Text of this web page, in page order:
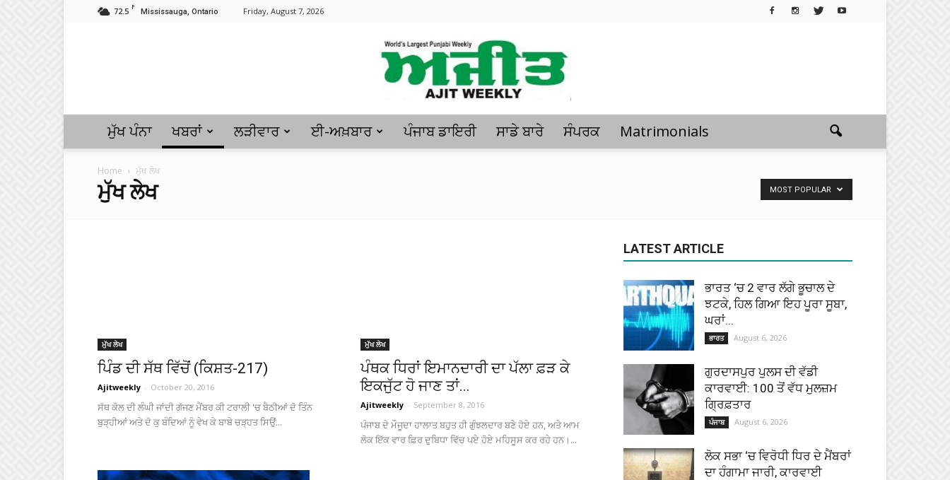
72.5 F
Mississauga, Ontario Friday, August 7, 2026
Ajitweekly
News
ਮੁੱਖ ਪੰਨਾ ਖਬਰਾਂ ਲੜੀਵਾਰ ਈ-ਅਖ਼ਬਾਰ ਪੰਜਾਬ ਡਾਇਰੀ ਸਾਡੇ ਬਾਰੇ ਸੰਪਰਕ Matrimonials
Home ਮੁੱਖ ਲੇਖ
ਮੁੱਖ ਲੇਖ MOST POPULAR
ਮੁੱਖ ਲੇਖ
ਪਿੰਡ ਦੀ ਸੱਥ ਵਿੱਚੋਂ (ਕਿਸ਼ਤ-217)
Ajitweekly - October 20, 2016
ਸੱਥ ਕੋਲ ਦੀ ਲੰਘੀ ਜਾਂਦੀ ਗੱਜਣ ਮੈਂਬਰ ਕੀ ਟਰਾਲੀ 'ਚ ਬੈਠੀਆਂ ਦੋ ਤਿੰਨ
ਬੁੜ੍ਹੀਆਂ ਅਤੇ ਦੋ ਕੁ ਬੰਦਿਆਂ ਨੂੰ ਵੇਖ ਕੇ ਬਾਬੇ ਚੜ੍ਹਤ ਸਿਉਂ...
ਮੁੱਖ ਲੇਖ
ਪੰਥਕ ਧਿਰਾਂ ਇਮਾਨਦਾਰੀ ਦਾ ਪੱਲਾ ਫ਼ੜ ਕੇ
ਇਕਜੁੱਟ ਹੋ ਜਾਣ ਤਾਂ...
Ajitweekly - September 8, 2016
ਪੰਜਾਬ ਦੇ ਮੌਜੂਦਾ ਹਾਲਾਤ ਬਹੁਤ ਹੀ ਗੁੰਝਲਦਾਰ ਬਣੇ ਹੋਏ ਹਨ, ਅਤੇ ਆਮ
ਲੋਕ ਇੱਕ ਵਾਰ ਫ਼ਿਰ ਦੁਬਿਧਾ ਵਿੱਚ ਪਏ ਹੋਏ ਮਹਿਸੂਸ ਕਰ ਰਹੇ ਹਨ।...
LATEST ARTICLE
ਭਾਰਤ ‘ਚ 2 ਵਾਰ ਲੱਗੇ ਭੂਚਾਲ ਦੇ
ਝਟਕੇ, ਹਿਲ ਗਿਆ ਇਹ ਪੂਰਾ ਸੂਬਾ,
ਘਰਾਂ...
ਭਾਰਤ August 6, 2026
ਗੁਰਦਾਸਪੁਰ ਪੁਲਸ ਦੀ ਵੱਡੀ
ਕਾਰਵਾਈ: 100 ਤੋਂ ਵੱਧ ਮੁਲਜ਼ਮ
ਗ੍ਰਿਫ਼ਤਾਰ
ਪੰਜਾਬ August 6, 2026
ਲੋਕ ਸਭਾ ‘ਚ ਵਿਰੋਧੀ ਧਿਰ ਦੇ ਮੈਂਬਰਾਂ
ਦਾ ਹੰਗਾਮਾ ਜਾਰੀ, ਕਾਰਵਾਈ